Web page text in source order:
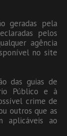
geradas pela
pelos
agência
no site
das guias de
Público e à
crime de
outros que as
aplicáveis ao